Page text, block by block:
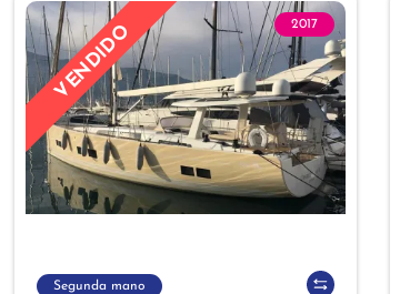
2017
Segunda mano
VENDIDO